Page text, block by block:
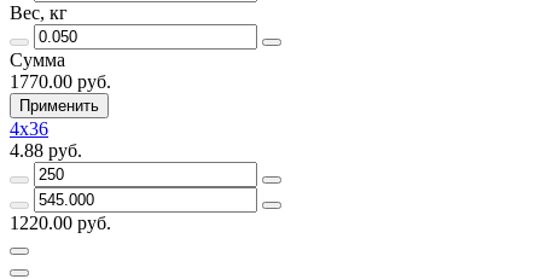
Вес, кг
Сумма
1770.00 руб.
Применить
4х36
4.88 руб.
1220.00 руб.